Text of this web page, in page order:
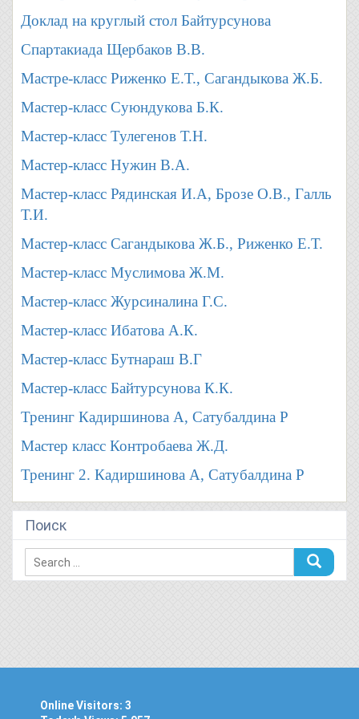
Доклад на круглый стол Байтурсунова
Спартакиада Щербаков В.В.
Мастре-класс Риженко Е.Т., Сагандыкова Ж.Б.
Мастер-класс Суюндукова Б.К.
Мастер-класс Тулегенов Т.Н.
Мастер-класс Нужин В.А.
Мастер-класс Рядинская И.А, Брозе О.В., Галль
Т.И.
Мастер-класс Сагандыкова Ж.Б., Риженко Е.Т.
Мастер-класс Муслимова Ж.М.
Мастер-класс Журсиналина Г.С.
Мастер-класс Ибатова А.К.
Мастер-класс Бутнараш В.Г
Мастер-класс Байтурсунова К.К.
Тренинг Кадиршинова А, Сатубалдина Р
Мастер класс Контробаева Ж.Д.
Тренинг 2. Кадиршинова А, Сатубалдина Р
Поиск
Online Visitors: 3